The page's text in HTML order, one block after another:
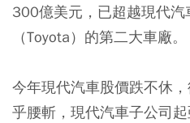
300億美元，已超越現代
（Toyota）的第二大車廠。
今年現代汽車股價跌不休
乎腰斬，現代汽車子公司